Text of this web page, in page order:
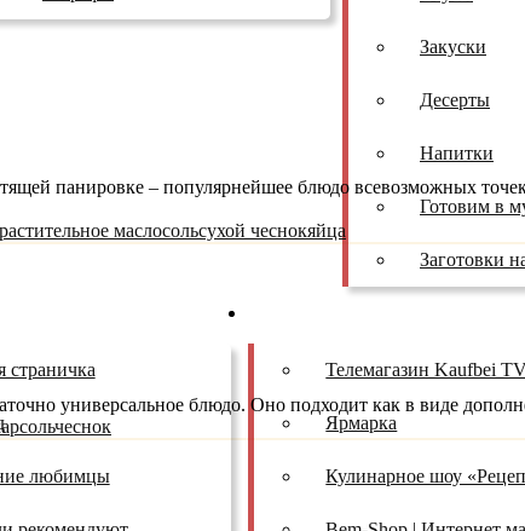
Закуски
Десерты
Напитки
Готовим в
Заготовки
страничка
любимцы
Телемагазин Kaufbei
Ярмарка
Кулинарное шоу
панировке – популярнейшее блюдо всевозможных
растительное маслосольсухой чеснокяйца
универсальное блюдо. Оно подходит как в виде
сольчеснок